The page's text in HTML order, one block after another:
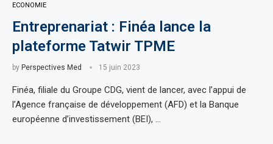
ECONOMIE
Entreprenariat : Finéa lance la
plateforme Tatwir TPME
by Perspectives Med 15 juin 2023
Finéa, filiale du Groupe CDG, vient de lancer, avec l’appui de
l’Agence française de développement (AFD) et la Banque
européenne d’investissement (BEI), …